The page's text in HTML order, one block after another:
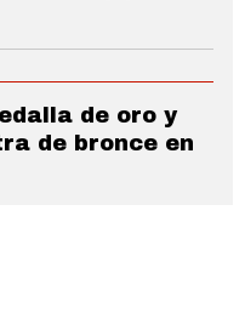
de oro y
de bronce en